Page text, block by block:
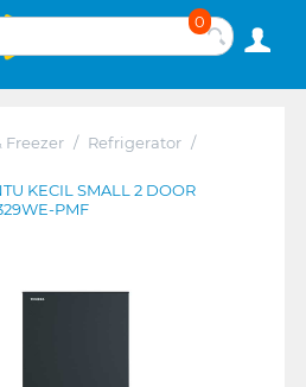
0
Freezer / Refrigerator /
KECIL SMALL 2 DOOR
PMF